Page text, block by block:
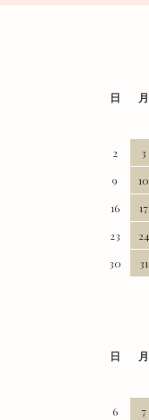
日 月
2
3
9
10
16
17
23
24
30
31
日 月
6
7